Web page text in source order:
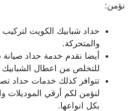
نؤمن:
حداد شبابيك الكويت لتركيب
والمتحركة.
أيضا نقدم خدمة حداد صيانة
للتخلص من اعطال
تتوافر كذلك خدمات حداد
لنؤمن لكم أرقي الموديلات
بكل انواعها.